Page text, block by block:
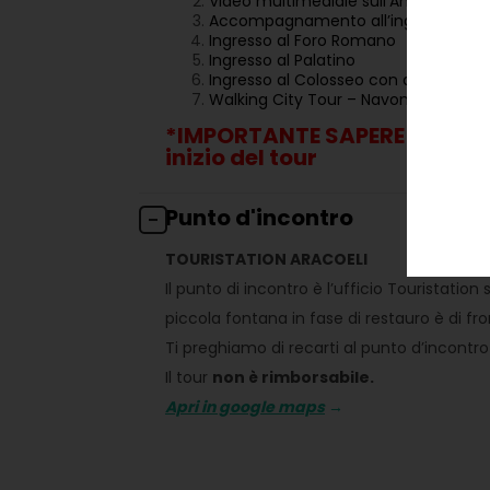
Accompagnamento all’ingresso del
Ingresso al Foro Romano
Ingresso al Palatino
Ingresso al Colosseo con accesso
Walking City Tour – Navona
*IMPORTANTE SAPERE :
inizio del tour
Punto d'incontro
TOURISTATION ARACOELI
Il punto di incontro è l’ufficio Touristation
piccola fontana in fase di restauro è di
Ti preghiamo di recarti al punto d’incontro
Il tour non è rimborsabile.
Apri in google maps →